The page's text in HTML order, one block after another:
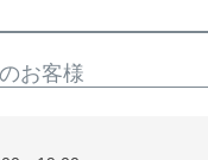
お客様